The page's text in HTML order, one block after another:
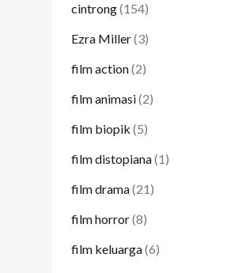
cintrong(154)
Ezra Miller(3)
film action(2)
film animasi(2)
film biopik (5)
film distopiana(1)
film drama(21)
film horror(8)
film keluarga(6)